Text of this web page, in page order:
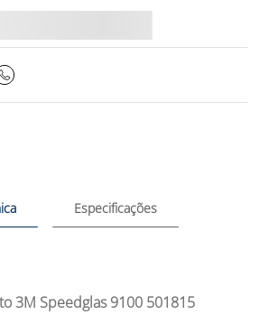
Especificações
3M Speedglas 9100 501815